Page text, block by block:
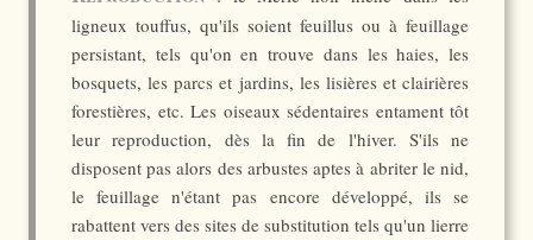
ligneux touffus, qu'ils soient feuillus ou à feuillage
persistant, tels qu'on en trouve dans les haies, les
bosquets, les parcs et jardins, les lisières et clairières
forestières, etc. Les oiseaux sédentaires entament tôt
leur reproduction, dès la fin de l'hiver. S'ils ne
disposent pas alors des arbustes aptes à abriter le nid,
le feuillage n'étant pas encore développé, ils se
rabattent vers des sites de substitution tels qu'un lierre